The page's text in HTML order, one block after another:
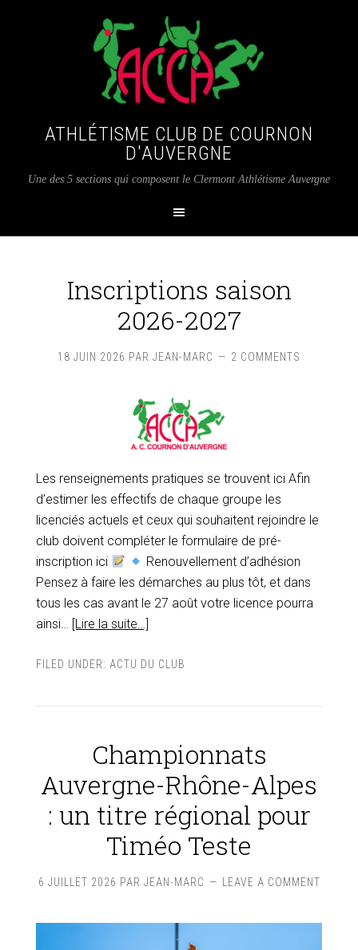
ATHLÉTISME CLUB DE COURNON
D'AUVERGNE
Une des 5 sections qui composent le Clermont Athlétisme Auvergne
Inscriptions saison
2026-2027
18 JUIN 2026 PAR JEAN-MARC 2 COMMENTS
Les renseignements pratiques se trouvent ici Afin
d’estimer les effectifs de chaque groupe les
licenciés actuels et ceux qui souhaitent rejoindre le
club doivent compléter le formulaire de pré-
inscription ici
Renouvellement d’adhésion
Pensez à faire les démarches au plus tôt, et dans
tous les cas avant le 27 août votre licence pourra
ainsi… [Lire la suite…]
FILED UNDER: ACTU DU CLUB
Championnats
Auvergne-Rhône-Alpes
: un titre régional pour
Timéo Teste
6 JUILLET 2026 PAR JEAN-MARC LEAVE A COMMENT